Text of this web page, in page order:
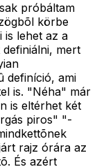
próbáltam
körbe
is lehet az a
mert
definíció, ami
is. "Néha" már
is eltérhet két
piros" "-
rajz órára az
És azért